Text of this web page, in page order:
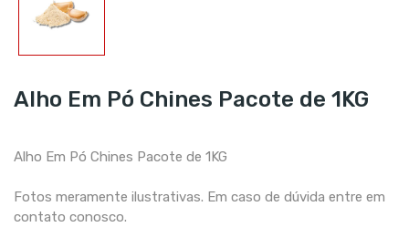
Alho Em Pó Chines Pacote de 1KG
Alho Em Pó Chines Pacote de 1KG
Fotos meramente ilustrativas. Em caso de dúvida entre em
contato conosco.